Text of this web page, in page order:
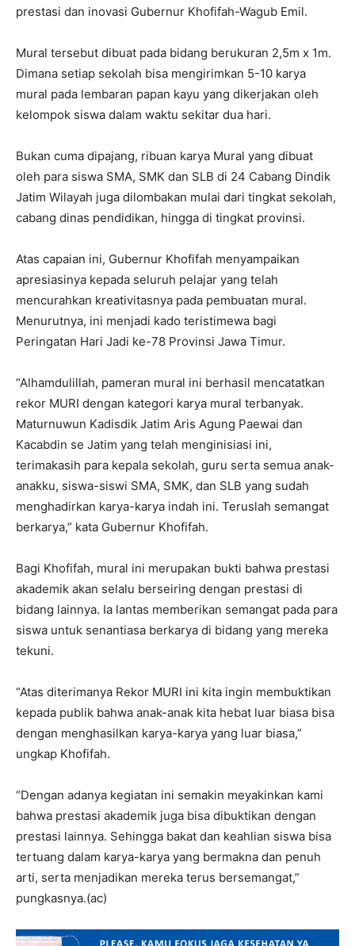
prestasi dan inovasi Gubernur Khofifah-Wagub Emil.
Mural tersebut dibuat pada bidang berukuran 2,5m x 1m.
Dimana setiap sekolah bisa mengirimkan 5-10 karya
mural pada lembaran papan kayu yang dikerjakan oleh
kelompok siswa dalam waktu sekitar dua hari.
Bukan cuma dipajang, ribuan karya Mural yang dibuat
oleh para siswa SMA, SMK dan SLB di 24 Cabang Dindik
Jatim Wilayah juga dilombakan mulai dari tingkat sekolah,
cabang dinas pendidikan, hingga di tingkat provinsi.
Atas capaian ini, Gubernur Khofifah menyampaikan
apresiasinya kepada seluruh pelajar yang telah
mencurahkan kreativitasnya pada pembuatan mural.
Menurutnya, ini menjadi kado teristimewa bagi
Peringatan Hari Jadi ke-78 Provinsi Jawa Timur.
“Alhamdulillah, pameran mural ini berhasil mencatatkan
rekor MURI dengan kategori karya mural terbanyak.
Maturnuwun Kadisdik Jatim Aris Agung Paewai dan
Kacabdin se Jatim yang telah menginisiasi ini,
terimakasih para kepala sekolah, guru serta semua anak-
anakku, siswa-siswi SMA, SMK, dan SLB yang sudah
menghadirkan karya-karya indah ini. Teruslah semangat
berkarya,” kata Gubernur Khofifah.
Bagi Khofifah, mural ini merupakan bukti bahwa prestasi
akademik akan selalu berseiring dengan prestasi di
bidang lainnya. Ia lantas memberikan semangat pada para
siswa untuk senantiasa berkarya di bidang yang mereka
tekuni.
“Atas diterimanya Rekor MURI ini kita ingin membuktikan
kepada publik bahwa anak-anak kita hebat luar biasa bisa
dengan menghasilkan karya-karya yang luar biasa,”
ungkap Khofifah.
“Dengan adanya kegiatan ini semakin meyakinkan kami
bahwa prestasi akademik juga bisa dibuktikan dengan
prestasi lainnya. Sehingga bakat dan keahlian siswa bisa
tertuang dalam karya-karya yang bermakna dan penuh
arti, serta menjadikan mereka terus bersemangat,”
pungkasnya.(ac)